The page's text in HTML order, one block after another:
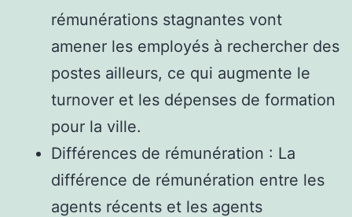
rémunérations stagnantes vont
amener les employés à rechercher des
postes ailleurs, ce qui augmente le
turnover et les dépenses de formation
pour la ville.
Différences de rémunération : La
différence de rémunération entre les
agents récents et les agents